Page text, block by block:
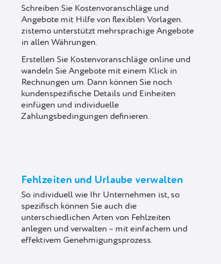
Schreiben Sie Kostenvoranschläge und
Angebote mit Hilfe von flexiblen Vorlagen.
zistemo unterstützt mehrsprachige Angebote
in allen Währungen.
Erstellen Sie Kostenvoranschläge online und
wandeln Sie Angebote mit einem Klick in
Rechnungen um. Dann können Sie noch
kundenspezifische Details und Einheiten
einfügen und individuelle
Zahlungsbedingungen definieren.
Fehlzeiten und Urlaube verwalten
So individuell wie Ihr Unternehmen ist, so
spezifisch können Sie auch die
unterschiedlichen Arten von Fehlzeiten
anlegen und verwalten – mit einfachem und
effektivem Genehmigungsprozess.